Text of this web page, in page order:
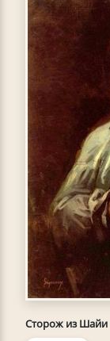
Сторож из Шайи